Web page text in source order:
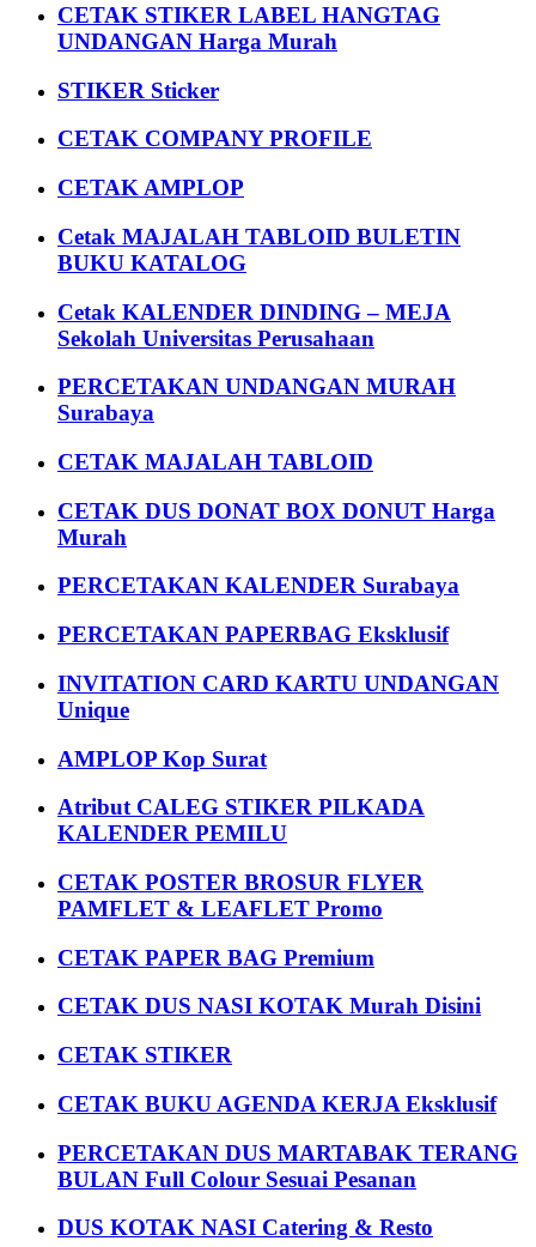
CETAK STIKER LABEL HANGTAG
UNDANGAN Harga Murah
STIKER Sticker
CETAK COMPANY PROFILE
CETAK AMPLOP
Cetak MAJALAH TABLOID BULETIN
BUKU KATALOG
Cetak KALENDER DINDING – MEJA
Sekolah Universitas Perusahaan
PERCETAKAN UNDANGAN MURAH
Surabaya
CETAK MAJALAH TABLOID
CETAK DUS DONAT BOX DONUT Harga
Murah
PERCETAKAN KALENDER Surabaya
PERCETAKAN PAPERBAG Eksklusif
INVITATION CARD KARTU UNDANGAN
Unique
AMPLOP Kop Surat
Atribut CALEG STIKER PILKADA
KALENDER PEMILU
CETAK POSTER BROSUR FLYER
PAMFLET & LEAFLET Promo
CETAK PAPER BAG Premium
CETAK DUS NASI KOTAK Murah Disini
CETAK STIKER
CETAK BUKU AGENDA KERJA Eksklusif
PERCETAKAN DUS MARTABAK TERANG
BULAN Full Colour Sesuai Pesanan
DUS KOTAK NASI Catering & Resto